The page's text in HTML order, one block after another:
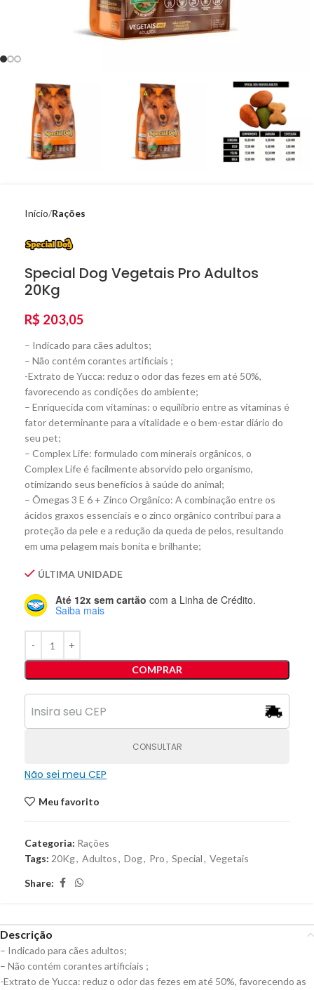
Início Rações
Special Dog Vegetais Pro Adultos
20Kg
R$ 203,05
– Indicado para cães adultos;
– Não contém corantes artificiais ;
-Extrato de Yucca: reduz o odor das fezes em até 50%,
favorecendo as condições do ambiente;
– Enriquecida com vitaminas: o equilíbrio entre as vitaminas é
fator determinante para a vitalidade e o bem-estar diário do
seu pet;
– Complex Life: formulado com minerais orgânicos, o
Complex Life é facilmente absorvido pelo organismo,
otimizando seus benefícios à saúde do animal;
– Ômegas 3 E 6 + Zinco Orgânico: A combinação entre os
ácidos graxos essenciais e o zinco orgânico contribui para a
proteção da pele e a redução da queda de pelos, resultando
em uma pelagem mais bonita e brilhante;
ÚLTIMA UNIDADE
Até 12x sem cartão com a Linha de Crédito.
Saiba mais
COMPRAR
CONSULTAR
Não sei meu CEP
Meu favorito
Categoria: Rações
Tags: 20Kg, Adultos, Dog, Pro, Special, Vegetais
Share:
Descrição
– Indicado para cães adultos;
– Não contém corantes artificiais ;
-Extrato de Yucca: reduz o odor das fezes em até 50%, favorecendo as